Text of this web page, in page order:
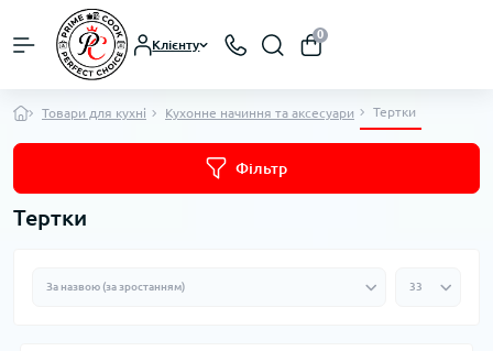
Клієнту
0
Товари для кухні Кухонне начиння та аксесуари Тертки
Фільтр
Тертки